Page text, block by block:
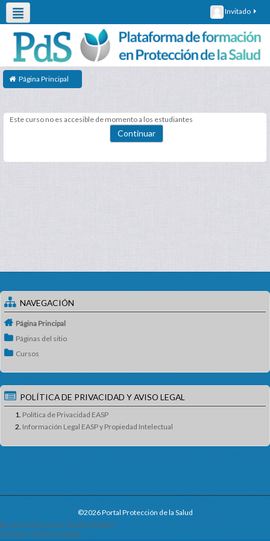
Invitado
Cursos PdS Otros cursos Otras Actividades
Acerca de
Página Principal
Este curso no es accesible de momento a los estudiantes
NAVEGACIÓN
Página Principal
Páginas del sitio
Cursos
POLÍTICA DE PRIVACIDAD Y AVISO LEGAL
Política de Privacidad EASP
Información Legal EASP y Propiedad Intelectual
©2026 Portal Protección de la Salud
Resumen de conservación de datos
Cambiar al tema estándar